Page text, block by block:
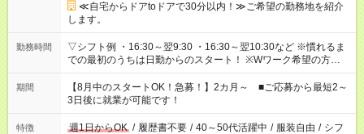
≪自宅からドアtoドアで30分以内！≫ご希望の勤務地を紹介
します。
勤務時間
▽シフト例 ・16:30～翌9:30 ・16:30～翌10:30など ※慣れるま
での最初のうちは日勤からのスタート！ ※Wワーク希望の方へ
今ご覧のお仕事で希望する勤務時間と、もう1つのお仕事の勤務
時間。 合計で週40時間を超える場合は応募できません。
期間
【8月中のスタートOK！急募！】2カ月～ ■ご応募から最短2～
3日後に就業が可能です！
特徴 週1日からOK / 履歴書不要 / 40～50代活躍中 / 服装自由 / シフ